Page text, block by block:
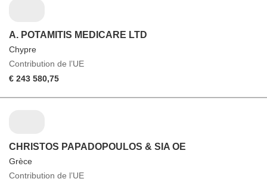
A. POTAMITIS MEDICARE LTD
Chypre
Contribution de l’UE
€ 243 580,75
CHRISTOS PAPADOPOULOS & SIA OE
Grèce
Contribution de l’UE